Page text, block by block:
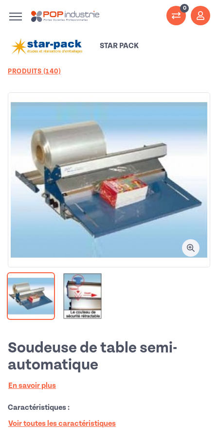
0
STAR PACK
PRODUITS (140)
Soudeuse de table semi-
automatique
En savoir plus
Caractéristiques :
Voir toutes les caractéristiques